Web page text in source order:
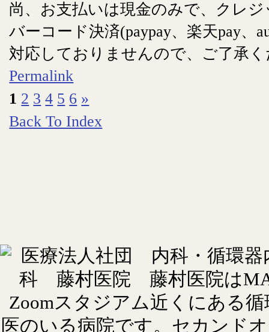
尚、お支払いは現金のみで、クレ
バーコード決済(paypay、楽天pay、
対応しておりませんので、ご了承
Permalink
1 2 3 4 5 6 »
Back To Index